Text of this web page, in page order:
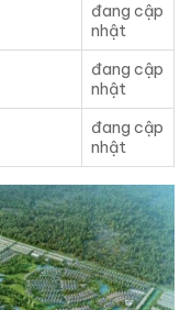
đang cập
nhật
đang cập
nhật
đang cập
nhật